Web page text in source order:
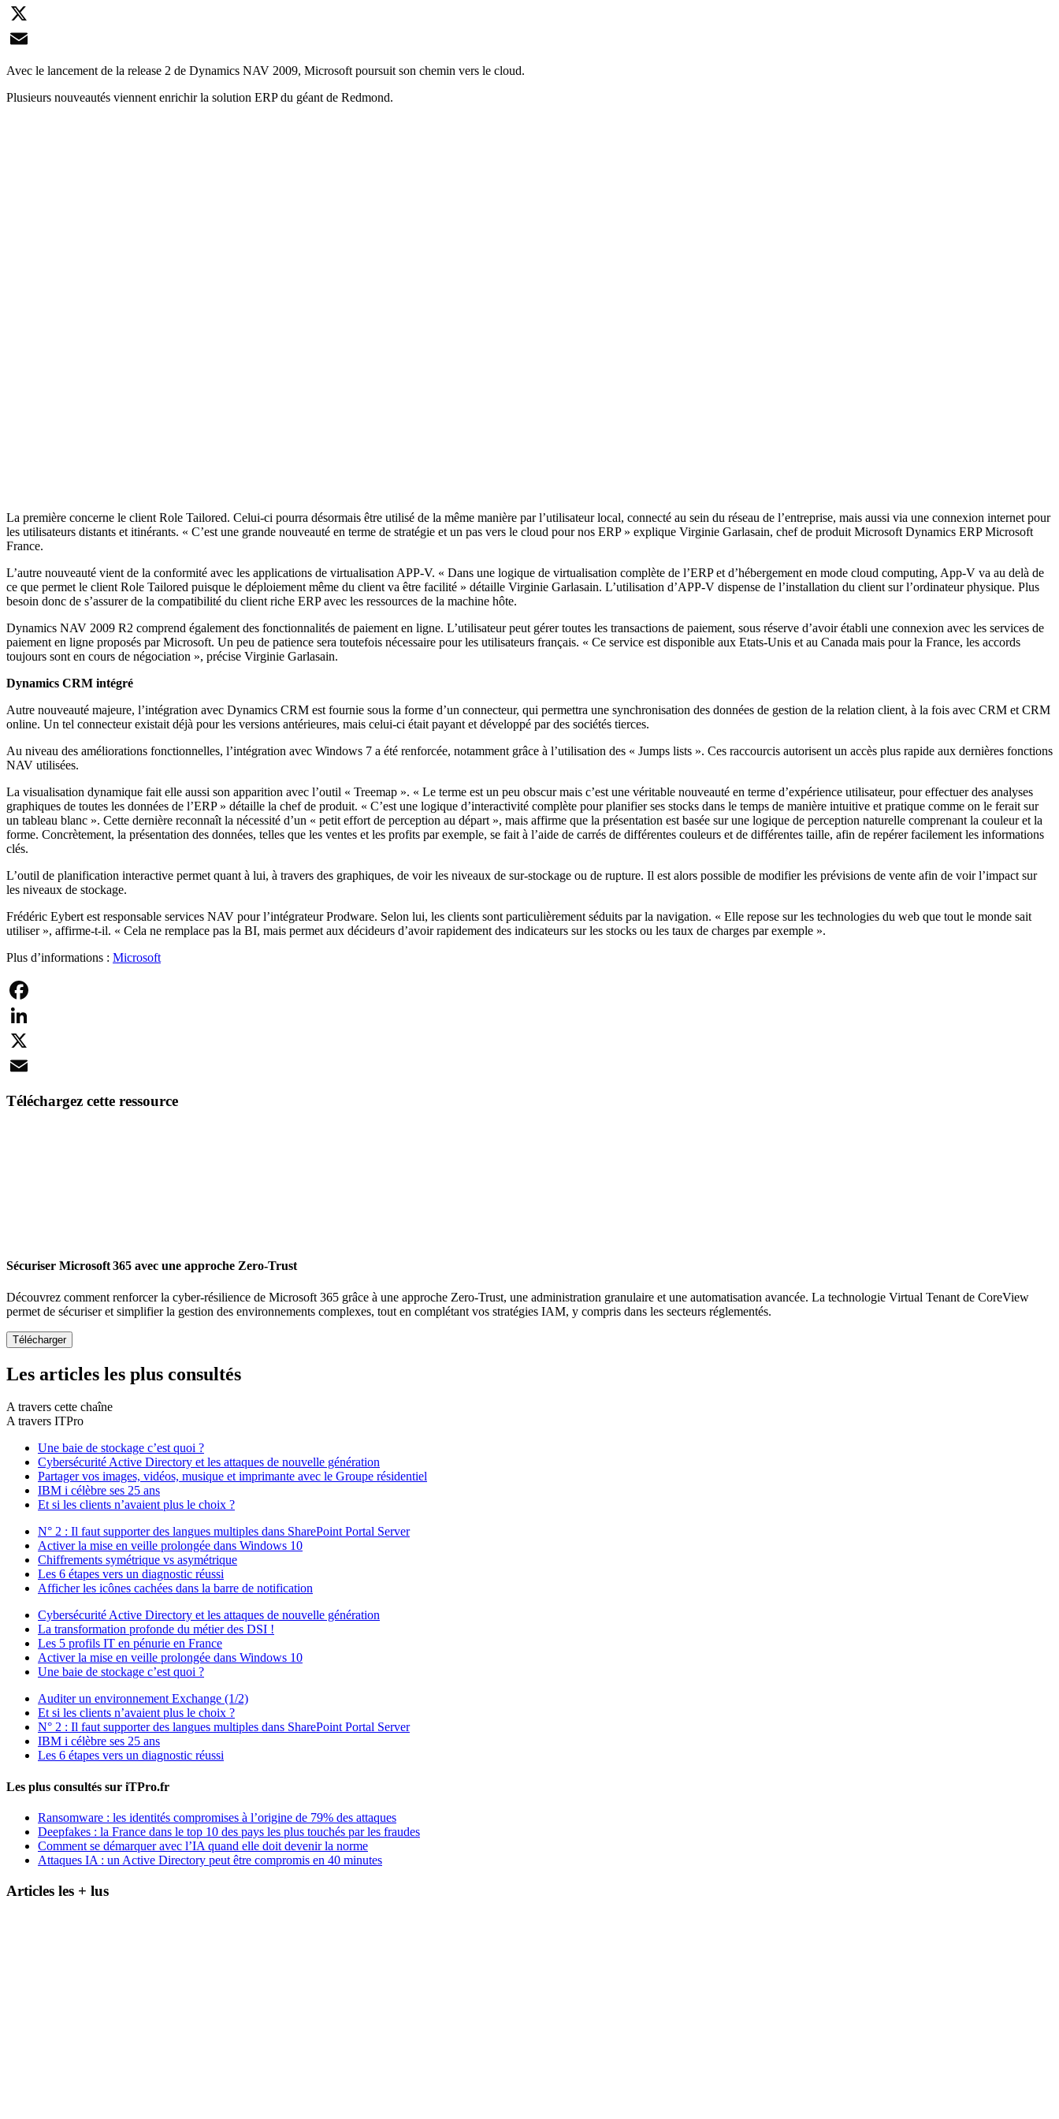
LinkedIn
X
Email
Avec le lancement de la release 2 de Dynamics NAV 2009, Microsoft poursuit son chemin vers le cloud.
Plusieurs nouveautés viennent enrichir la solution ERP du géant de Redmond.
La première concerne le client Role Tailored. Celui-ci pourra désormais être utilisé de la même manière par l’utilisateur local, connecté au sein du réseau de l’entreprise, mais aussi via une connexion internet pour
les utilisateurs distants et itinérants. « C’est une grande nouveauté en terme de stratégie et un pas vers le cloud pour nos ERP » explique Virginie Garlasain, chef de produit Microsoft Dynamics ERP Microsoft
France.
L’autre nouveauté vient de la conformité avec les applications de virtualisation APP-V. « Dans une logique de virtualisation complète de l’ERP et d’hébergement en mode cloud computing, App-V va au delà de
ce que permet le client Role Tailored puisque le déploiement même du client va être facilité » détaille Virginie Garlasain. L’utilisation d’APP-V dispense de l’installation du client sur l’ordinateur physique. Plus
besoin donc de s’assurer de la compatibilité du client riche ERP avec les ressources de la machine hôte.
Dynamics NAV 2009 R2 comprend également des fonctionnalités de paiement en ligne. L’utilisateur peut gérer toutes les transactions de paiement, sous réserve d’avoir établi une connexion avec les services de
paiement en ligne proposés par Microsoft. Un peu de patience sera toutefois nécessaire pour les utilisateurs français. « Ce service est disponible aux Etats-Unis et au Canada mais pour la France, les accords
toujours sont en cours de négociation », précise Virginie Garlasain.
Dynamics CRM intégré
Autre nouveauté majeure, l’intégration avec Dynamics CRM est fournie sous la forme d’un connecteur, qui permettra une synchronisation des données de gestion de la relation client, à la fois avec CRM et CRM
online. Un tel connecteur existait déjà pour les versions antérieures, mais celui-ci était payant et développé par des sociétés tierces.
Au niveau des améliorations fonctionnelles, l’intégration avec Windows 7 a été renforcée, notamment grâce à l’utilisation des « Jumps lists ». Ces raccourcis autorisent un accès plus rapide aux dernières fonctions
NAV utilisées.
La visualisation dynamique fait elle aussi son apparition avec l’outil « Treemap ». « Le terme est un peu obscur mais c’est une véritable nouveauté en terme d’expérience utilisateur, pour effectuer des analyses
graphiques de toutes les données de l’ERP » détaille la chef de produit. « C’est une logique d’interactivité complète pour planifier ses stocks dans le temps de manière intuitive et pratique comme on le ferait sur
un tableau blanc ». Cette dernière reconnaît la nécessité d’un « petit effort de perception au départ », mais affirme que la présentation est basée sur une logique de perception naturelle comprenant la couleur et la
forme. Concrètement, la présentation des données, telles que les ventes et les profits par exemple, se fait à l’aide de carrés de différentes couleurs et de différentes taille, afin de repérer facilement les informations
clés.
L’outil de planification interactive permet quant à lui, à travers des graphiques, de voir les niveaux de sur-stockage ou de rupture. Il est alors possible de modifier les prévisions de vente afin de voir l’impact sur
les niveaux de stockage.
Frédéric Eybert est responsable services NAV pour l’intégrateur Prodware. Selon lui, les clients sont particulièrement séduits par la navigation. « Elle repose sur les technologies du web que tout le monde sait
utiliser », affirme-t-il. « Cela ne remplace pas la BI, mais permet aux décideurs d’avoir rapidement des indicateurs sur les stocks ou les taux de charges par exemple ».
Plus d’informations : Microsoft
Facebook
LinkedIn
X
Téléchargez cette ressource
Sécuriser Microsoft 365 avec une approche Zero-Trust
Découvrez comment renforcer la cyber-résilience de Microsoft 365 grâce à une approche Zero-Trust, une administration granulaire et une automatisation avancée. La technologie Virtual Tenant de CoreView
permet de sécuriser et simplifier la gestion des environnements complexes, tout en complétant vos stratégies IAM, y compris dans les secteurs réglementés.
Les articles les plus consultés
A travers cette chaîne
A travers ITPro
Une baie de stockage c’est quoi ?
Cybersécurité Active Directory et les attaques de nouvelle génération
Partager vos images, vidéos, musique et imprimante avec le Groupe résidentiel
IBM i célèbre ses 25 ans
Et si les clients n’avaient plus le choix ?
N° 2 : Il faut supporter des langues multiples dans SharePoint Portal Server
Activer la mise en veille prolongée dans Windows 10
Chiffrements symétrique vs asymétrique
Les 6 étapes vers un diagnostic réussi
Afficher les icônes cachées dans la barre de notification
Cybersécurité Active Directory et les attaques de nouvelle génération
La transformation profonde du métier des DSI !
Les 5 profils IT en pénurie en France
Activer la mise en veille prolongée dans Windows 10
Une baie de stockage c’est quoi ?
Auditer un environnement Exchange (1/2)
Et si les clients n’avaient plus le choix ?
N° 2 : Il faut supporter des langues multiples dans SharePoint Portal Server
IBM i célèbre ses 25 ans
Les 6 étapes vers un diagnostic réussi
Les plus consultés sur iTPro.fr
Ransomware : les identités compromises à l’origine de 79% des attaques
Deepfakes : la France dans le top 10 des pays les plus touchés par les fraudes
Comment se démarquer avec l’IA quand elle doit devenir la norme
Attaques IA : un Active Directory peut être compromis en 40 minutes
Articles les + lus